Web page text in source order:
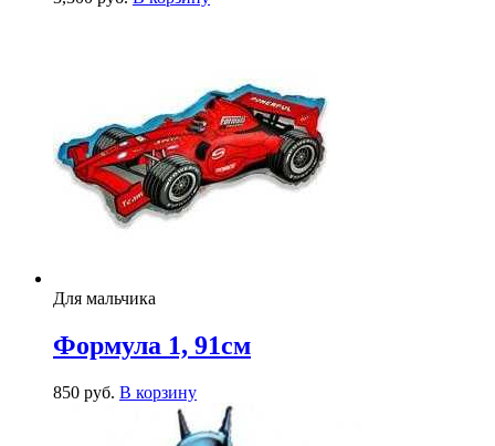
Для мальчика
Формула 1, 91см
850 руб. В корзину